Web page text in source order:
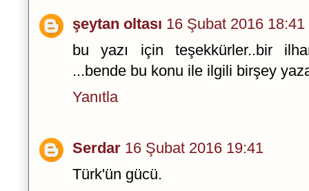
şeytan oltası 16 Şubat 2016 18:41
bu yazı için teşekkürler..bir
...bende bu konu ile ilgili birşey
Yanıtla
Serdar 16 Şubat 2016 19:41
Türk'ün gücü.